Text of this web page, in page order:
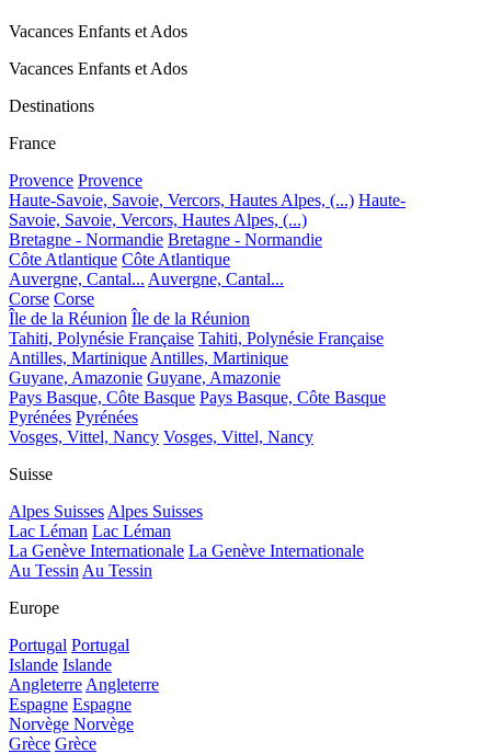
Vacances Enfants et Ados
Vacances Enfants et Ados
Destinations
France
Provence Provence
Haute-Savoie, Savoie, Vercors, Hautes Alpes, (...) Haute-
Savoie, Savoie, Vercors, Hautes Alpes, (...)
Bretagne - Normandie Bretagne - Normandie
Côte Atlantique Côte Atlantique
Auvergne, Cantal... Auvergne, Cantal...
Corse Corse
Île de la Réunion Île de la Réunion
Tahiti, Polynésie Française Tahiti, Polynésie Française
Antilles, Martinique Antilles, Martinique
Guyane, Amazonie Guyane, Amazonie
Pays Basque, Côte Basque Pays Basque, Côte Basque
Pyrénées Pyrénées
Vosges, Vittel, Nancy Vosges, Vittel, Nancy
Suisse
Alpes Suisses Alpes Suisses
Lac Léman Lac Léman
La Genève Internationale La Genève Internationale
Au Tessin Au Tessin
Europe
Portugal Portugal
Islande Islande
Angleterre Angleterre
Espagne Espagne
Norvège Norvège
Grèce Grèce